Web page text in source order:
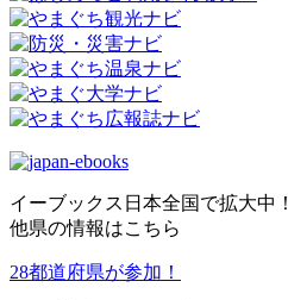
イーブックス日本全国で拡大中！
他県の情報はこちら
28都道府県が参加！